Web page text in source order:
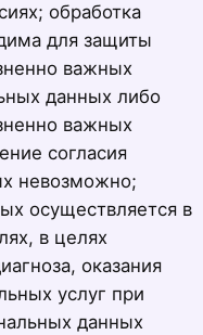
обработка
для защиты
важных
данных либо
важных
согласия
невозможно;
осуществляется в
в целях
оказания
услуг при
данных